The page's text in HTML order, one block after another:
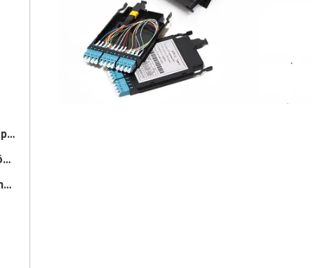
Cierre del empalme de la fibra óptica
Medios convertidor de la fibra óptica
Multiplexación de división de longitud de onda del WDM